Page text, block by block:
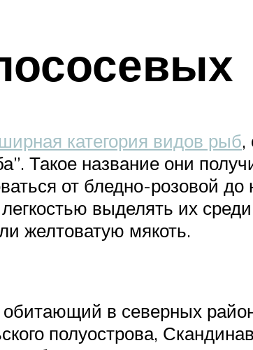
категория видов рыб,
Такое название они
от бледно-розовой
выделять их
желтоватую мякоть.
в северных
полуострова,